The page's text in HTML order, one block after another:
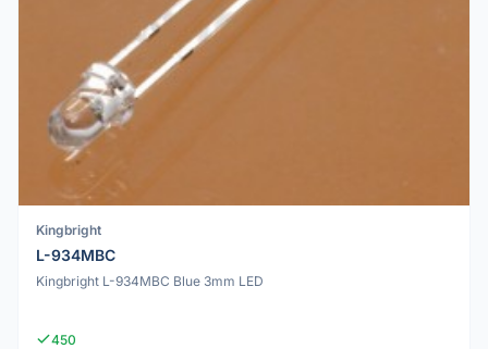
Kingbright
L-934MBC
Kingbright L-934MBC Blue 3mm LED
450